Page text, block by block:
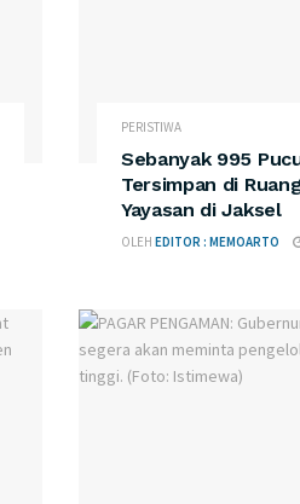
PERISTIWA
Sebanyak 995
Tersimpan di
Yayasan di Jaksel
OLEH EDITOR : MEMOARTO